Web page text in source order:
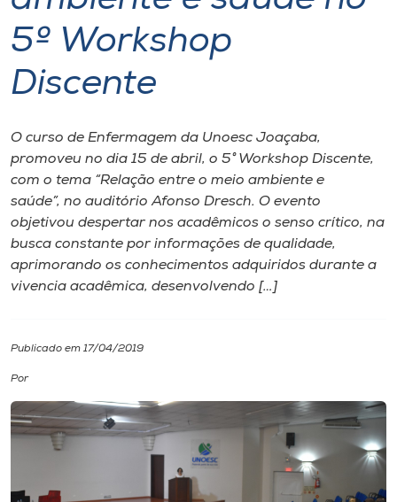
Unoesc
Internacionalização
I.nova
Diplomados
Cultura
Biblioteca
Editora
5º Workshop
Discente
O curso de Enfermagem da Unoesc Joaçaba,
promoveu no dia 15 de abril, o 5° Workshop Discente,
com o tema “Relação entre o meio ambiente e
saúde”, no auditório Afonso Dresch. O evento
objetivou despertar nos acadêmicos o senso crítico, na
busca constante por informações de qualidade,
aprimorando os conhecimentos adquiridos durante a
vivencia acadêmica, desenvolvendo […]
Publicado em 17/04/2019
Por